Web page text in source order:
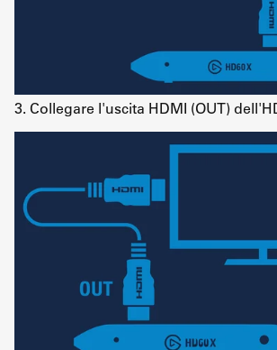
3. Collegare l'uscita HDMI (OUT)